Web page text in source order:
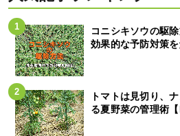
コニシキソウの駆
効果的な予防対策
トマトは見切り、
る夏野菜の管理術